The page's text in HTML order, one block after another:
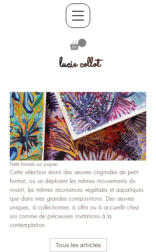
lucie collot
Petits formats sur papier
Cette sélection réunit des œuvres originales de petit
format, où se déploient les mêmes mouvements du
vivant, les mêmes résonances végétales et aquatiques
que dans mes grandes compositions. Des œuvres
uniques, à collectionner, à offrir ou à accueillir chez
soi comme de précieuses invitations à la
contemplation.
Tous les articles